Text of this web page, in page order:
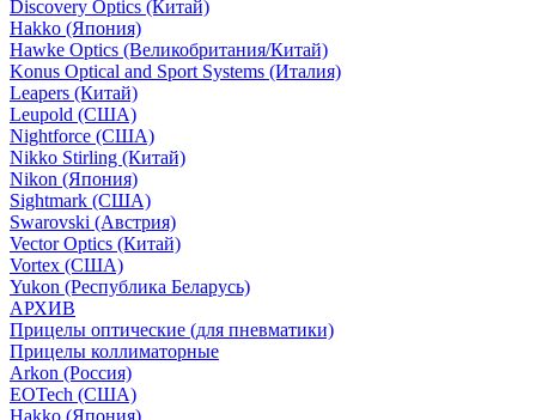
Discovery Optics (Китай)
Hakko (Япония)
Hawke Optics (Великобритания/Китай)
Konus Optical and Sport Systems (Италия)
Leapers (Китай)
Leupold (США)
Nightforce (США)
Nikko Stirling (Китай)
Nikon (Япония)
Sightmark (США)
Swarovski (Австрия)
Vector Optics (Китай)
Vortex (США)
Yukon (Республика Беларусь)
АРХИВ
Прицелы оптические (для пневматики)
Прицелы коллиматорные
Arkon (Россия)
EOTech (США)
Hakko (Япония)